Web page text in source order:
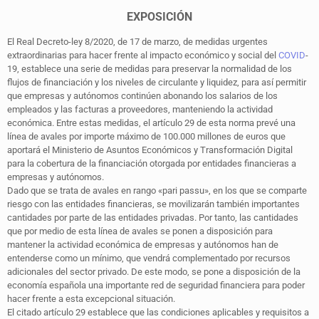
EXPOSICIÓN
El Real Decreto-ley 8/2020, de 17 de marzo, de medidas urgentes
extraordinarias para hacer frente al impacto económico y social del COVID-
19, establece una serie de medidas para preservar la normalidad de los
flujos de financiación y los niveles de circulante y liquidez, para así permitir
que empresas y autónomos continúen abonando los salarios de los
empleados y las facturas a proveedores, manteniendo la actividad
económica. Entre estas medidas, el artículo 29 de esta norma prevé una
línea de avales por importe máximo de 100.000 millones de euros que
aportará el Ministerio de Asuntos Económicos y Transformación Digital
para la cobertura de la financiación otorgada por entidades financieras a
empresas y autónomos.
Dado que se trata de avales en rango «pari passu», en los que se comparte
riesgo con las entidades financieras, se movilizarán también importantes
cantidades por parte de las entidades privadas. Por tanto, las cantidades
que por medio de esta línea de avales se ponen a disposición para
mantener la actividad económica de empresas y autónomos han de
entenderse como un mínimo, que vendrá complementado por recursos
adicionales del sector privado. De este modo, se pone a disposición de la
economía española una importante red de seguridad financiera para poder
hacer frente a esta excepcional situación.
El citado artículo 29 establece que las condiciones aplicables y requisitos a